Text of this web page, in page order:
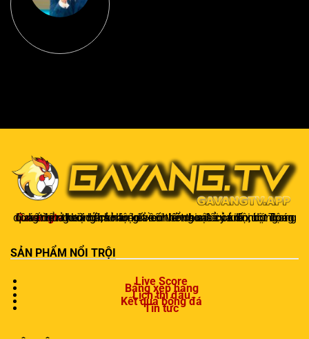
Gavangtv
không chỉ là nơi xem bóng mà còn là một cộng đồng để người hâm mộ kết nối và trao đổi cảm xúc. Trong quá trình theo dõi, khán giả có thể chia sẻ ý kiến, dự đoán kết quả hoặc thảo luận về chiến thuật của đội bóng.
SẢN PHẨM NỔI TRỘI
Live Score
Bảng xếp hạng
Lịch thi đấu
Kết quả bóng đá
Tin tức